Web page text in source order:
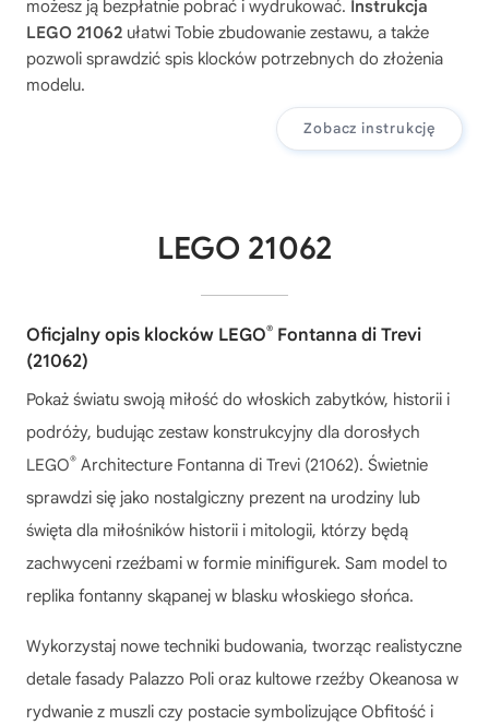
możesz ją bezpłatnie pobrać i wydrukować. Instrukcja
LEGO 21062 ułatwi Tobie zbudowanie zestawu, a także
pozwoli sprawdzić spis klocków potrzebnych do złożenia
modelu.
Zobacz instrukcję
LEGO 21062
Oficjalny opis klocków LEGO® Fontanna di Trevi
(21062)
Pokaż światu swoją miłość do włoskich zabytków, historii i
podróży, budując zestaw konstrukcyjny dla dorosłych
LEGO® Architecture Fontanna di Trevi (21062). Świetnie
sprawdzi się jako nostalgiczny prezent na urodziny lub
święta dla miłośników historii i mitologii, którzy będą
zachwyceni rzeźbami w formie minifigurek. Sam model to
replika fontanny skąpanej w blasku włoskiego słońca.
Wykorzystaj nowe techniki budowania, tworząc realistyczne
detale fasady Palazzo Poli oraz kultowe rzeźby Okeanosa w
rydwanie z muszli czy postacie symbolizujące Obfitość i